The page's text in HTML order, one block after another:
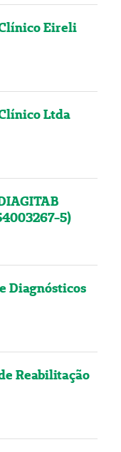
Eireli
Ltda
5)
Diagnósticos
Reabilitação